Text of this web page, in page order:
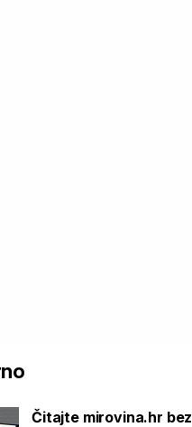
Čitajte mirovina.hr bez